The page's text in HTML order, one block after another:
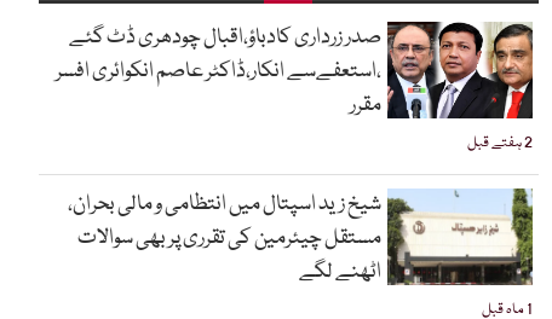
2 ہفتے قبل
صدر زرداری کادباؤ،اقبال چودھری ڈٹ گئے
،استعفےسے انکار،ڈاکٹر عاصم انکوائری افسر
مقرر
1 ماہ قبل
شیخ زید اسپتال میں انتظامی و مالی بحران،
مستقل چیئرمین کی تقرری پر بھی سوالات
اٹھنے لگے